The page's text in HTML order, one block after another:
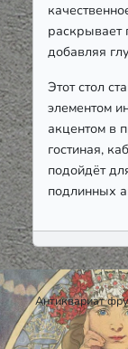
раскрывает
добавляя
Этот стол
элементом
акцентом в
гостиная,
подойдёт
подлинных
Антиквариат